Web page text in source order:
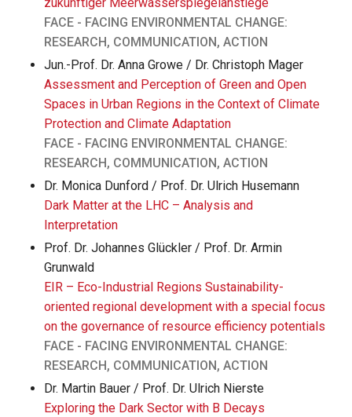
FACE - FACING ENVIRONMENTAL CHANGE:
RESEARCH, COMMUNICATION, ACTION
Jun.-Prof. Dr. Anna Growe / Dr. Christoph Mager
Assessment and Perception of Green and Open
Spaces in Urban Regions in the Context of Climate
Protection and Climate Adaptation
FACE - FACING ENVIRONMENTAL CHANGE:
RESEARCH, COMMUNICATION, ACTION
Dr. Monica Dunford / Prof. Dr. Ulrich Husemann
Dark Matter at the LHC – Analysis and
Interpretation
Prof. Dr. Johannes Glückler / Prof. Dr. Armin
Grunwald
EIR – Eco-Industrial Regions Sustainability-
oriented regional development with a special focus
on the governance of resource efficiency potentials
FACE - FACING ENVIRONMENTAL CHANGE:
RESEARCH, COMMUNICATION, ACTION
Dr. Martin Bauer / Prof. Dr. Ulrich Nierste
Exploring the Dark Sector with B Decays